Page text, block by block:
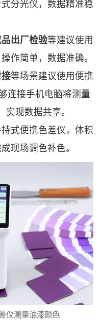
分光仪，数据精准稳
出厂检验等建议使用
作简单，数据准确。
等场景建议使用便携
连接手机电脑将测量
现数据共享。
式便携色差仪，体积
现场调色补色。
仪测量油漆颜色